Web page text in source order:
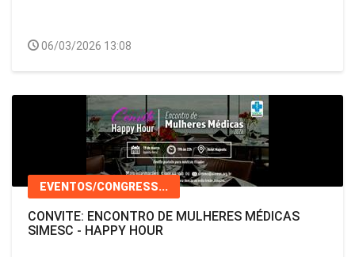
06/03/2026 13:08
EVENTOS/CONGRESS...
CONVITE: ENCONTRO DE MULHERES MÉDICAS
SIMESC - HAPPY HOUR